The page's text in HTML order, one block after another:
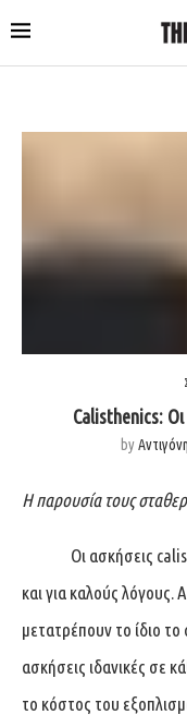
Calisthenics: Οι
by
Η παρουσία τους
Οι ασκήσεις
και για καλούς λόγους.
μετατρέπουν το ίδιο
ασκήσεις ιδανικές σε
το κόστος του